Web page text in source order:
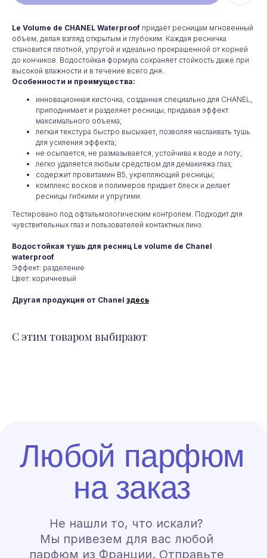
Le Volume de CHANEL Waterproof придаёт ресницам мгновенный
объем, делая взгляд открытым и глубоким. Каждая ресничка
становится плотной, упругой и идеально прокрашенной от корней
до кончиков. Водостойкая формула сохраняет стойкость даже при
высокой влажности и в течение всего дня.
Особенности и преимущества:
инновационная кисточка, созданная специально для CHANEL,
приподнимает и разделяет ресницы, придавая эффект
максимального объема;
легкая текстура быстро высыхает, позволяя наслаивать тушь
для усиления эффекта;
не осыпается, не размазывается, устойчива к воде и поту;
легко удаляется любым средством для демакияжа глаз;
содержит провитамин B5, укрепляющий ресницы;
комплекс восков и полимеров придает блеск и делает
ресницы гибкими и упругими.
Тестировано под офтальмологическим контролем. Подходит для
чувствительных глаз и пользователей контактных линз.
Водостойкая тушь для ресниц Le volume de Chanel
waterproof
Эффект: разделение
Цвет: коричневый
Другая продукция от Chanel здесь
С этим товаром выбирают
Не нашли то, что искали?
Мы привезем для вас любой
заявку и мы согласуем условия
Любой парфюм
на заказ
Нажимая на кнопку, вы подтверждаете ознакомление с
«Политикой
обработки персональных данных»
и даете согласие на обработку
ваших персональных данных в порядке и на условиях, указанных